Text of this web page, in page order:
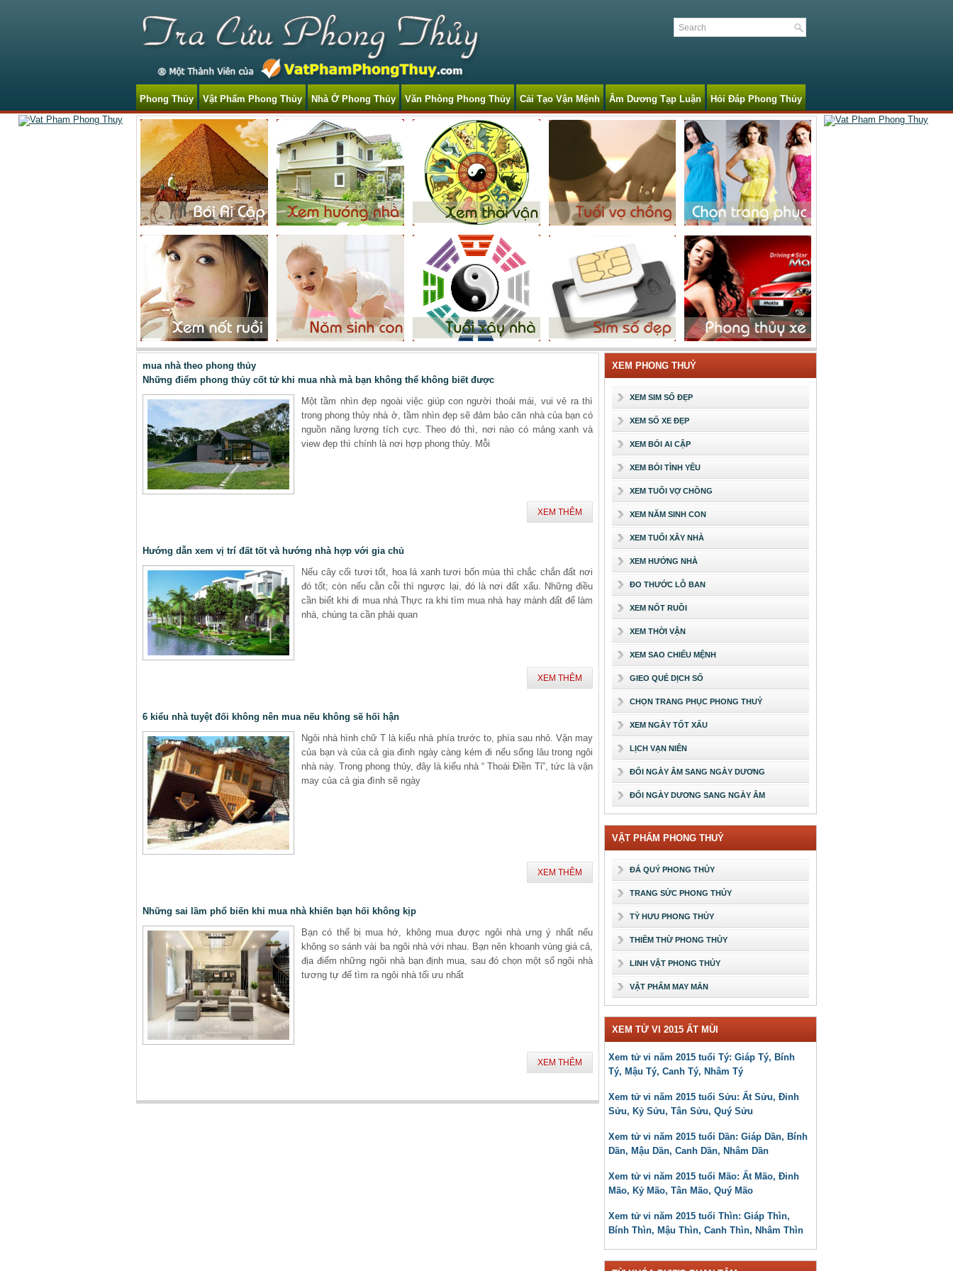
Phong Thủy Vật Phẩm Phong Thủy Nhà Ở Phong Thủy Văn Phòng Phong Thủy Cải Tạo Vận Mệnh Âm Dương Tạp Luận Hỏi Đáp Phong Thủy
mua nhà theo phong thủy
Những điểm phong thủy cốt tử khi mua nhà mà bạn không thể không biết được
Một tầm nhìn đẹp ngoài việc giúp con người thoải mái, vui vẻ ra thì
trong phong thủy nhà ở, tầm nhìn đẹp sẽ đảm bảo căn nhà của bạn có
nguồn năng lượng tích cực. Theo đó thì, nơi nào có mảng xanh và
view đẹp thì chính là nơi hợp phong thủy. Mỗi
XEM THÊM
Hướng dẫn xem vị trí đất tốt và hướng nhà hợp với gia chủ
Nếu cây cối tươi tốt, hoa lá xanh tươi bốn mùa thì chắc chắn đất nơi
đó tốt; còn nếu cằn cỗi thì ngược lại, đó là nơi đất xấu. Những điều
cần biết khi đi mua nhà Thực ra khi tìm mua nhà hay mành đất để làm
nhà, chúng ta cần phải quan
XEM THÊM
6 kiểu nhà tuyệt đối không nên mua nếu không sẽ hối hận
Ngôi nhà hình chữ T là kiểu nhà phía trước to, phía sau nhỏ. Vận may
của bạn và của cả gia đình ngày càng kém đi nếu sống lâu trong ngôi
nhà này. Trong phong thủy, đây là kiểu nhà “ Thoái Điền Tỉ”, tức là vận
may của cả gia đình sẽ ngày
XEM THÊM
Những sai lầm phổ biến khi mua nhà khiến bạn hối không kịp
Bạn có thể bị mua hớ, không mua được ngôi nhà ưng ý nhất nếu
không so sánh vài ba ngôi nhà với nhau. Bạn nên khoanh vùng giá cả,
địa điểm những ngôi nhà bạn định mua, sau đó chọn một số ngôi nhà
tương tự để tìm ra ngôi nhà tối ưu nhất
XEM THÊM
XEM PHONG THUỶ
XEM SIM SỐ ĐẸP
XEM SỐ XE ĐẸP
XEM BÓI AI CẬP
XEM BÓI TÌNH YÊU
XEM TUỔI VỢ CHỒNG
XEM NĂM SINH CON
XEM TUỔI XÂY NHÀ
XEM HƯỚNG NHÀ
ĐO THƯỚC LỖ BAN
XEM NỐT RUỒI
XEM THỜI VẬN
XEM SAO CHIẾU MỆNH
GIEO QUẺ DỊCH SỐ
CHỌN TRANG PHỤC PHONG THUỶ
XEM NGÀY TỐT XẤU
LỊCH VẠN NIÊN
ĐỔI NGÀY ÂM SANG NGÀY DƯƠNG
ĐỔI NGÀY DƯƠNG SANG NGÀY ÂM
VẬT PHẨM PHONG THUỶ
ĐÁ QUÝ PHONG THỦY
TRANG SỨC PHONG THỦY
TỲ HƯU PHONG THỦY
THIỀM THỪ PHONG THỦY
LINH VẬT PHONG THỦY
VẬT PHẨM MAY MẮN
XEM TỬ VI 2015 ẤT MÙI
Xem tử vi năm 2015 tuổi Tý: Giáp Tý, Bính
Tý, Mậu Tý, Canh Tý, Nhâm Tý
Xem tử vi năm 2015 tuổi Sửu: Ất Sửu, Đinh
Sửu, Kỷ Sửu, Tân Sửu, Quý Sửu
Xem tử vi năm 2015 tuổi Dần: Giáp Dần, Bính
Dần, Mậu Dần, Canh Dần, Nhâm Dần
Xem tử vi năm 2015 tuổi Mão: Ất Mão, Đinh
Mão, Kỷ Mão, Tân Mão, Quý Mão
Xem tử vi năm 2015 tuổi Thìn: Giáp Thìn,
Bính Thìn, Mậu Thìn, Canh Thìn, Nhâm Thìn